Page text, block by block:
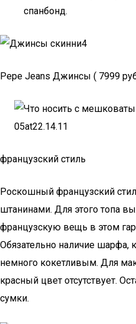
спанбонд.
Pepe Jeans Джинсы ( 7999
французский стиль
Роскошный французский
штанинами. Для этого топа
французскую вещь в этом
Обязательно наличие шарфа,
немного кокетливым. Для
красный цвет отсутствует.
сумки.